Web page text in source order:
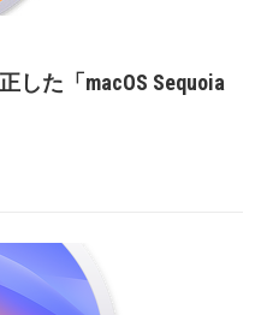
した「macOS Sequoia